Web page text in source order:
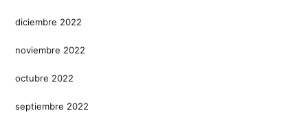
diciembre 2022
noviembre 2022
octubre 2022
septiembre 2022